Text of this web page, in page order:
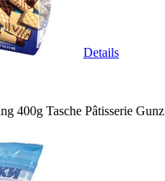
Details
400g Tasche Pâtisserie Gunz